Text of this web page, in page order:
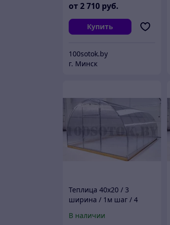
от2 710 руб.
Купить
100sotok.by
г. Минск
Теплица 40х20 / 3
ширина / 1м шаг / 4
В наличии